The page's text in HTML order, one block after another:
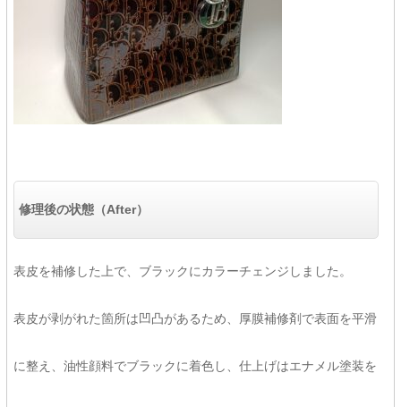
修理後の状態（After）
表皮を補修した上で、ブラックにカラーチェンジしました。
表皮が剥がれた箇所は凹凸があるため、厚膜補修剤で表面を平滑
に整え、油性顔料でブラックに着色し、仕上げはエナメル塗装を